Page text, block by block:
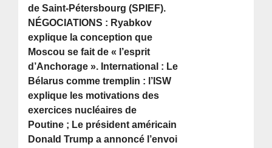
de Saint-Pétersbourg (SPIEF).
NÉGOCIATIONS : Ryabkov
explique la conception que
Moscou se fait de « l’esprit
d’Anchorage ». International : Le
Bélarus comme tremplin : l’ISW
explique les motivations des
exercices nucléaires de
Poutine ; Le président américain
Donald Trump a annoncé l’envoi